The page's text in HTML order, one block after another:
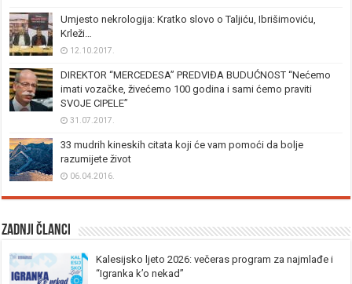
Umjesto nekrologija: Kratko slovo o Taljiću, Ibrišimoviću,
Krleži…
12.10.2017.
DIREKTOR “MERCEDESA” PREDVIĐA BUDUĆNOST “Nećemo
imati vozačke, živećemo 100 godina i sami ćemo praviti
SVOJE CIPELE”
31.07.2017.
33 mudrih kineskih citata koji će vam pomoći da bolje
razumijete život
06.04.2016.
Zadnji članci
Kalesijsko ljeto 2026: večeras program za najmlađe i
“Igranka k’o nekad”